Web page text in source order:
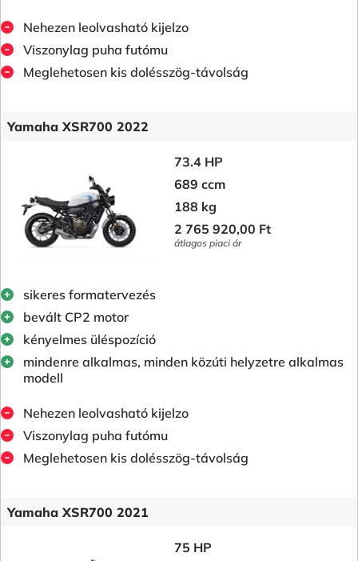
Nehezen leolvasható kijelzo
Viszonylag puha futómu
Meglehetosen kis dolésszög-távolság
Yamaha XSR700 2022
73.4 HP
689 ccm
188 kg
2 765 920,00 Ft
átlagos piaci ár
sikeres formatervezés
bevált CP2 motor
kényelmes üléspozíció
mindenre alkalmas, minden közúti helyzetre alkalmas
modell
Nehezen leolvasható kijelzo
Viszonylag puha futómu
Meglehetosen kis dolésszög-távolság
Yamaha XSR700 2021
75 HP